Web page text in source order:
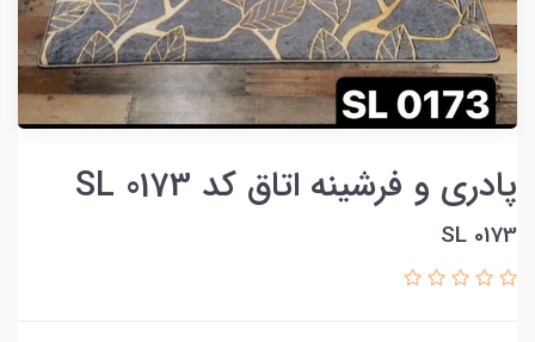
پادری و فرشینه اتاق کد SL 0173
SL 0173